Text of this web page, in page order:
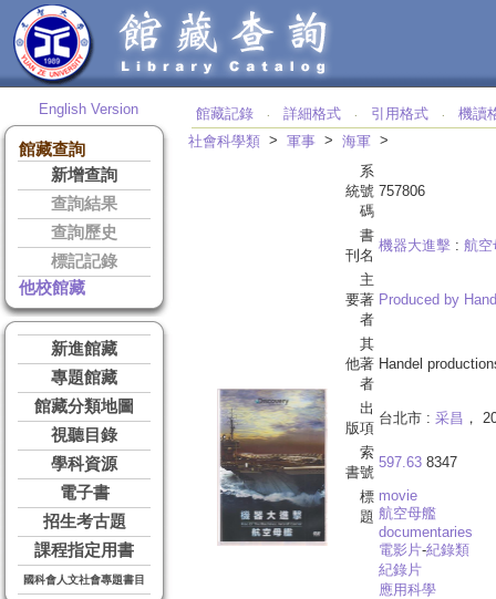
English Version
館藏查詢
新增查詢
查詢結果
查詢歷史
標記記錄
他校館藏
新進館藏
專題館藏
館藏分類地圖
視聽目錄
學科資源
電子書
招生考古題
課程指定用書
國科會人文社會專題書目
館藏記錄 ‧ 詳細格式 ‧ 引用格式 ‧
機讀
社會科學類 > 軍事 > 海軍 >
系
統號
碼
757806
書
刊名
機器大進擊 : 航空
主
要著
者
Produced by
其
他著
者
Handel
出
版項
台北市 : 采昌 ，
索
書號
597.63 8347
標
題
movie
航空母艦
documentaries
電影片-紀錄類
紀錄片
應用科學